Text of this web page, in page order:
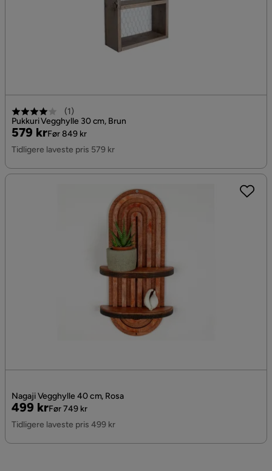
(1)
Pukkuri Vegghylle 30 cm, Brun
Pris
579 kr
Original
Pris
Før 849 kr
Tidligere laveste pris 579 kr
Nagaji Vegghylle 40 cm, Rosa
Pris
499 kr
Original
Pris
Før 749 kr
Tidligere laveste pris 499 kr